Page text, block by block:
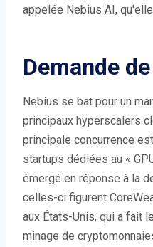
appelée Nebius AI,
Demande
Nebius se bat pour un
principaux hyperscalers
principale concurrence
startups dédiées au «
émergé en réponse à la
celles-ci figurent
aux États-Unis, qui a fait
minage de